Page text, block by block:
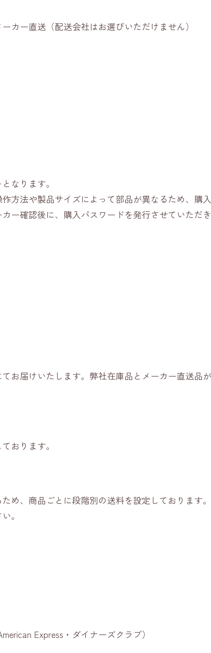
カー直送（配送会社はお選びいただけません）
なります。
方法や製品サイズによって部品が異なるため、
ー確認後に、購入パスワードを発行させていただき
お届けいたします。弊社在庫品とメーカー直送
おります。
め、商品ごとに段階別の送料を設定しております。
。
Express・ダイナーズクラブ）